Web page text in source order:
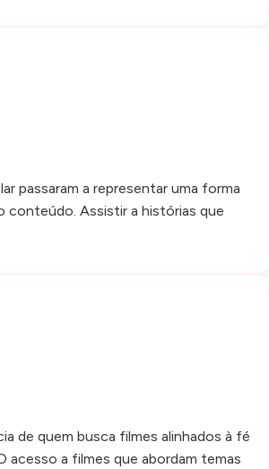
passaram a representar uma forma
conteúdo. Assistir a histórias que
de quem busca filmes alinhados à fé
a filmes que abordam temas